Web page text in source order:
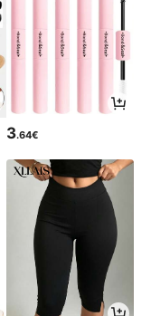
3.64€